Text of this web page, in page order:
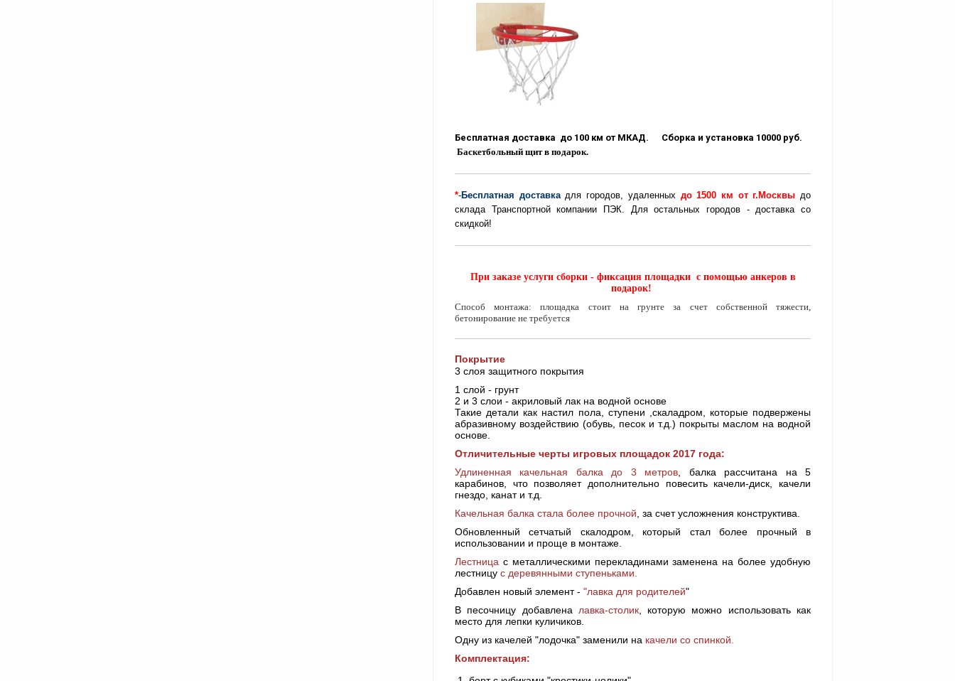
Бесплатная доставка до 100 км от МКАД. Сборка и установка 10000 руб.
Баскетбольный щит в подарок.
*-Бесплатная доставкадля городов, удаленных до1500 км от г.Москвы до
склада Транспортной компании ПЭК. Для остальных городов - доставка со
скидкой!
При заказе услуги сборки - фиксация площадки с помощью анкеров в
подарок!
Способ монтажа: площадка стоит на грунте за счет собственной тяжести,
бетонирование не требуется
Покрытие
3 слоя защитного покрытия
1 слой - грунт
2 и 3 слои - акриловый лак на водной основе
Такие детали как настил пола, ступени ,скаладром, которые подвержены
абразивному воздействию (обувь, песок и т.д.) покрыты маслом на водной
основе.
Отличительные черты игровых площадок 2017 года:
Удлиненная качельная балка до 3 метров , балка рассчитана на 5
карабинов, что позволяет дополнительно повесить качели-диск, качели
гнездо, канат и т.д.
Качельная балка стала более прочной , за счет усложнения конструктива.
Обновленный сетчатый скалодром, который стал более прочный в
использовании и проще в монтаже.
Лестница с металлическими перекладинами заменена на более удобную
лестницу с деревянными ступеньками.
Добавлен новый элемент - "лавка для родителей"
В песочницу добавлена лавка-столик, которую можно использовать как
место для лепки куличиков.
Одну из качелей "лодочка" заменили на качели со спинкой.
Комплектация: